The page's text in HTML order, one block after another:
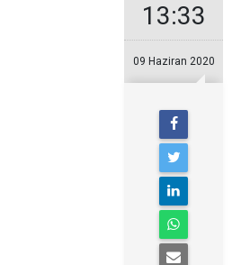
13:33
09 Haziran 2020